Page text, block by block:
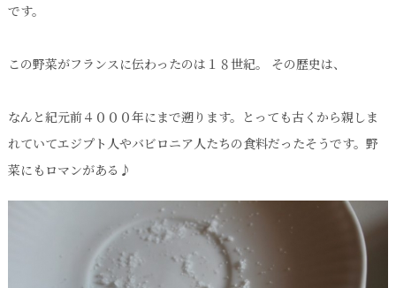
です。
この野菜がフランスに伝わったのは１８世紀。 その歴史は、
なんと紀元前４０００年にまで遡ります。とっても古くから親しま
れていてエジプト人やバビロニア人たちの食料だったそうです。野
菜にもロマンがある♪